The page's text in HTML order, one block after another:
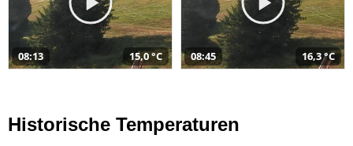
08:13 15,0 °C 08:45 16,3 °C
Historische Temperaturen